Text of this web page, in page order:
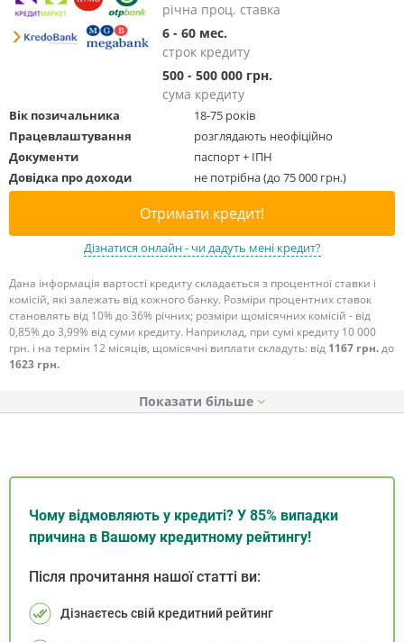
річна проц. ставка
6 - 60 мес.
строк кредиту
500 - 500 000 грн.
сума кредиту
Вік позичальника
18-75 років
Працевлаштування
розглядають неофіційно
Документи
паспорт + ІПН
Довідка про доходи
не потрібна (до 75 000 грн.)
Отримати кредит!
Дізнатися онлайн - чи дадуть мені кредит?
Дана інформація вартості кредиту складається з процентної ставки і
комісій, які залежать від кожного банку. Розміри процентних ставок
становлять від 10% до 36% річних; розміри щомісячних комісій - від
0,85% до 3,99% від суми кредиту. Наприклад, при сумі кредиту 10 000
грн. і на термін 12 місяців, щомісячні виплати складуть: від 1167 грн.до
1623 грн.
Показати
Чому відмовляють у кредиті? У 85% випадки
причина в Вашому кредитному рейтингу!
Після прочитання нашої статті ви:
Дізнаєтесь свій кредитний рейтинг